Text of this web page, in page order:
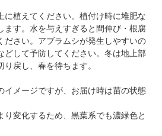
に植えてください。植付け時に堆肥な
ます。水を与えすぎると間伸び・根腐
ださい。アブラムシが発生しやすいの
どして予防してください。冬は地上部
戻し、春を待ちます。
イメージですが、お届け時は苗の状態
り変化するため、黒葉系でも濃緑色と